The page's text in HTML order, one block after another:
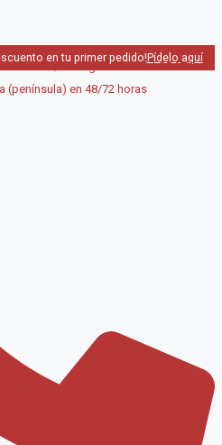
en tu primer pedido!Pídelo aquí
(península) en 48/72 horas
40€ / Recogida en local GRATIS